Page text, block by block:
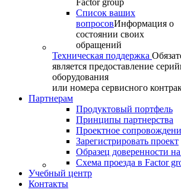
Factor group
Список ваших
вопросовИнформация о
состоянии своих
обращений
Техническая поддержка
является предоставление
оборудования
или номера сервисного
Партнерам
Продуктовый портфель
Принципы партнерства
Проектное
Зарегистрировать проект
Образец доверенности на
Схема проезда в Factor
Учебный центр
Контакты